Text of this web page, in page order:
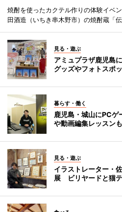
焼酎を使ったカクテル作りの体験イベ
田酒造（いちき串木野市）の焼酎蔵「
見る・遊ぶ
アミュプラザ鹿児島
グッズやフォトスポ
暮らす・働く
鹿児島・城山にPC
や動画編集レッスンも
見る・遊ぶ
イラストレーター・
展 ビリヤードと猫